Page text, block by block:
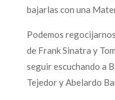
bajarlas con una
Podemos
de Frank Sinatra y
seguir escuchando a
Tejedor y Abelardo